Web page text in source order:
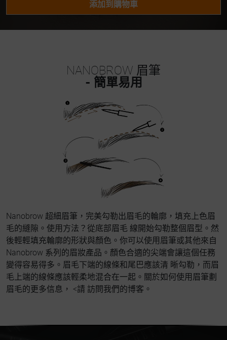
添加到購物車
NANOBROW 眉筆
- 簡單易用
Nanobrow 超細眉筆，完美勾勒出眉毛的輪廓，填充上色眉
毛的縫隙。使用方法？從底部眉毛 線開始勾勒整個眉型。然
後輕輕填充輪廓的形狀與顏色。你可以使用眉筆或其他來自
Nanobrow 系列的眉妝產品。顏色合適的尖端會讓這個任務
變得容易得多。眉毛下端的線條和尾巴應該清 晰勾勒，而眉
毛上端的線條應該輕柔地混合在一起。關於如何使用眉筆劃
眉毛的更多信息， <請 訪問我們的博客。